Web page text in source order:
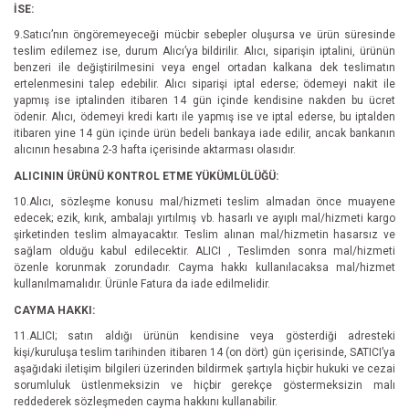
İSE:
9.Satıcı’nın öngöremeyeceği mücbir sebepler oluşursa ve ürün süresinde
teslim edilemez ise, durum Alıcı’ya bildirilir. Alıcı, siparişin iptalini, ürünün
benzeri ile değiştirilmesini veya engel ortadan kalkana dek teslimatın
ertelenmesini talep edebilir. Alıcı siparişi iptal ederse; ödemeyi nakit ile
yapmış ise iptalinden itibaren 14 gün içinde kendisine nakden bu ücret
ödenir. Alıcı, ödemeyi kredi kartı ile yapmış ise ve iptal ederse, bu iptalden
itibaren yine 14 gün içinde ürün bedeli bankaya iade edilir, ancak bankanın
alıcının hesabına 2-3 hafta içerisinde aktarması olasıdır.
ALICININ ÜRÜNÜ KONTROL ETME YÜKÜMLÜLÜĞÜ:
10.Alıcı, sözleşme konusu mal/hizmeti teslim almadan önce muayene
edecek; ezik, kırık, ambalajı yırtılmış vb. hasarlı ve ayıplı mal/hizmeti kargo
şirketinden teslim almayacaktır. Teslim alınan mal/hizmetin hasarsız ve
sağlam olduğu kabul edilecektir. ALICI , Teslimden sonra mal/hizmeti
özenle korunmak zorundadır. Cayma hakkı kullanılacaksa mal/hizmet
kullanılmamalıdır. Ürünle Fatura da iade edilmelidir.
CAYMA HAKKI:
11.ALICI; satın aldığı ürünün kendisine veya gösterdiği adresteki
kişi/kuruluşa teslim tarihinden itibaren 14 (on dört) gün içerisinde, SATICI’ya
aşağıdaki iletişim bilgileri üzerinden bildirmek şartıyla hiçbir hukuki ve cezai
sorumluluk üstlenmeksizin ve hiçbir gerekçe göstermeksizin malı
reddederek sözleşmeden cayma hakkını kullanabilir.